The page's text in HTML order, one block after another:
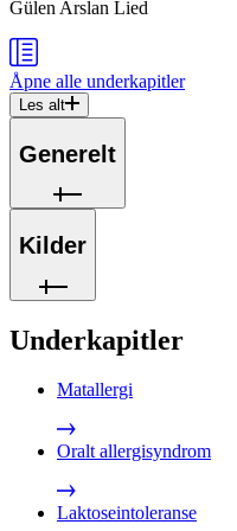
Gülen Arslan Lied
Åpne alle underkapitler
Les alt
Generelt
Kilder
Underkapitler
Matallergi
Oralt allergisyndrom
Laktoseintoleranse